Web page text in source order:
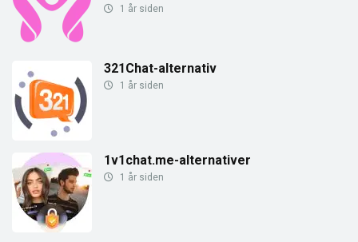
1 år siden
321Chat-alternativ
1 år siden
1v1chat.me-alternativer
1 år siden